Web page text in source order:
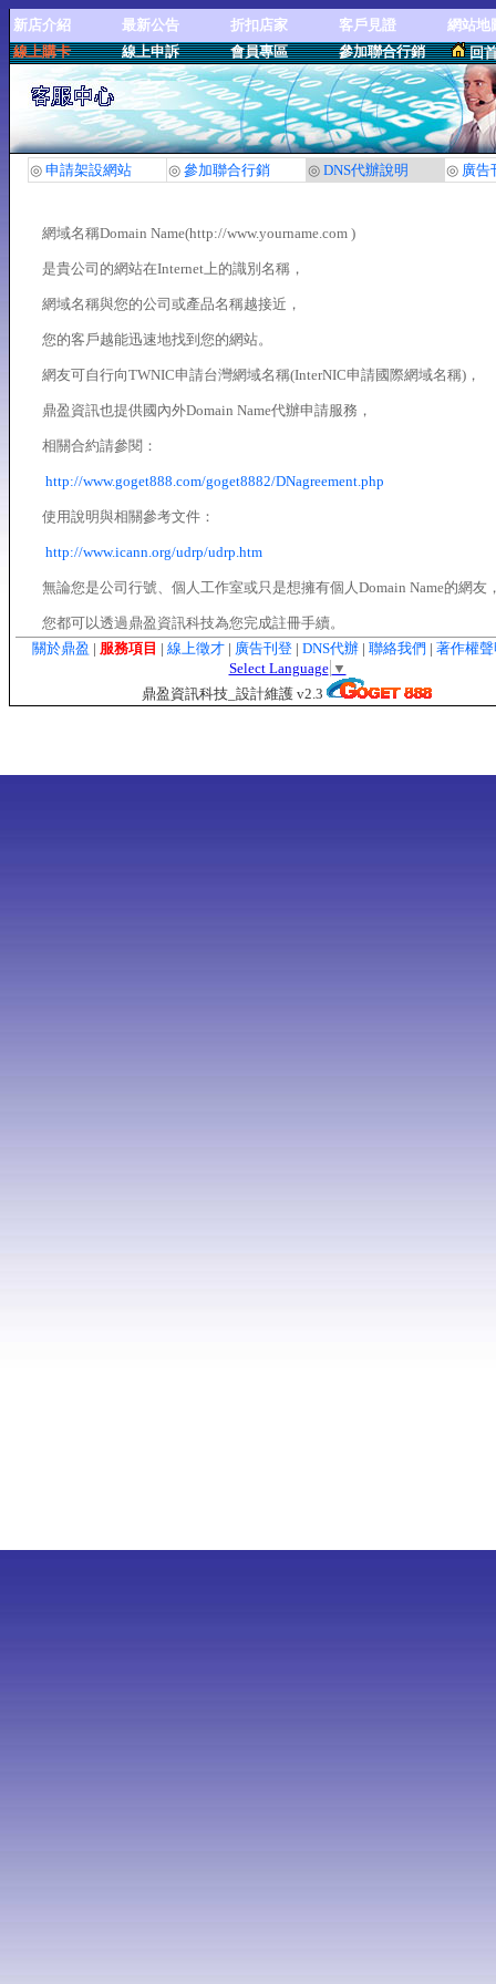
新店介紹 最新公告 折扣店家 客戶見證
網站地
線上購卡
線上申訴 會員專區 參加聯合行銷 回
◎ 申請架設網站 ◎ 參加聯合行銷 ◎ DNS代辦說明 ◎ 廣告
網域名稱Domain Name(http://www.yourname.com )
是貴公司的網站在Internet上的識別名稱，
網域名稱與您的公司或產品名稱越接近，
您的客戶越能迅速地找到您的網站。
網友可自行向TWNIC申請台灣網域名稱(InterNIC申請國際網域名稱)，
鼎盈資訊也提供國內外Domain Name代辦申請服務，
相關合約請參閱：
http://www.goget888.com/goget8882/DNagreement.php
使用說明與相關參考文件：
http://www.icann.org/udrp/udrp.htm
無論您是公司行號、個人工作室或只是想擁有個人Domain Name的網友
您都可以透過鼎盈資訊科技為您完成註冊手續。
關於鼎盈 | 服務項目 | 線上徵才 | 廣告刊登 | DNS代辦 | 聯絡我們 | 著作
Select Language ▼
鼎盈資訊科技_設計維護 v2.3